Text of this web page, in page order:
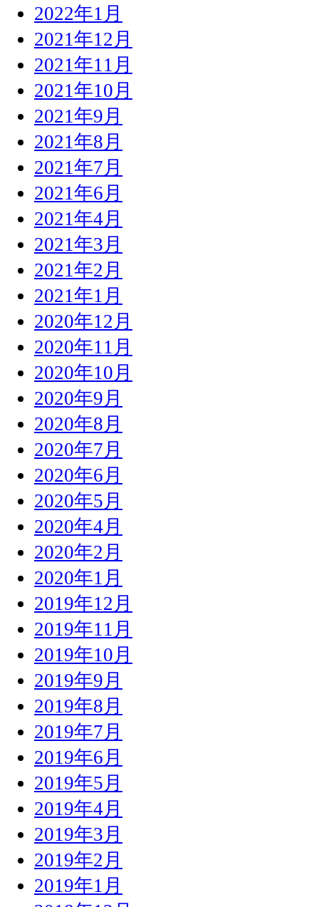
2022年1月
2021年12月
2021年11月
2021年10月
2021年9月
2021年8月
2021年7月
2021年6月
2021年4月
2021年3月
2021年2月
2021年1月
2020年12月
2020年11月
2020年10月
2020年9月
2020年8月
2020年7月
2020年6月
2020年5月
2020年4月
2020年2月
2020年1月
2019年12月
2019年11月
2019年10月
2019年9月
2019年8月
2019年7月
2019年6月
2019年5月
2019年4月
2019年3月
2019年2月
2019年1月